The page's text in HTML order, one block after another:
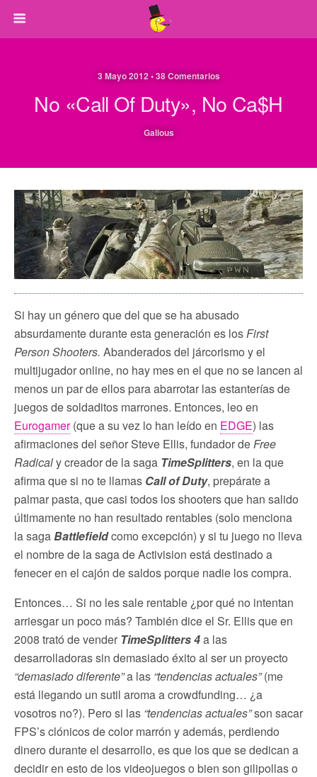
3 Mayo 2012 • 38 Comentarios
No «Call Of Duty», No Ca$h
Galious
Si hay un género que del que se ha abusado
absurdamente durante esta generación es los First
Person Shooters. Abanderados del járcorismo y el
multijugador online, no hay mes en el que no se lancen al
menos un par de ellos para abarrotar las estanterías de
juegos de soldaditos marrones. Entonces, leo en
Eurogamer(que a su vez lo han leído en EDGE) las
afirmaciones del señor Steve Ellis, fundador de Free
Radicaly creador de la saga TimeSplitters, en la que
afirma que si no te llamas Call of Duty, prepárate a
palmar pasta, que casi todos los shooters que han salido
últimamente no han resultado rentables (solo menciona
la saga Battlefieldcomo excepción) y si tu juego no lleva
el nombre de la saga de Activision está destinado a
fenecer en el cajón de saldos porque nadie los compra.
Entonces… Si no les sale rentable ¿por qué no intentan
arriesgar un poco más? También dice el Sr. Ellis que en
2008 trató de vender TimeSplitters 4a las
desarrolladoras sin demasiado éxito al ser un proyecto
“demasiado diferente”a las “tendencias actuales”(me
está llegando un sutil aroma a crowdfunding… ¿a
vosotros no?). Pero si las “tendencias actuales”son sacar
FPS’s clónicos de color marrón y además, perdiendo
dinero durante el desarrollo, es que los que se dedican a
decidir en esto de los videojuegos o bien son gilipollas o